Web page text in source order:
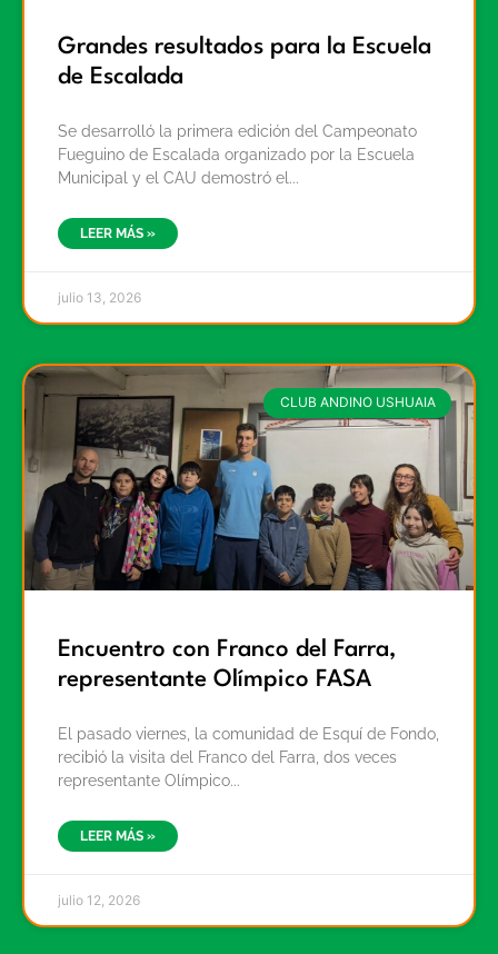
Grandes resultados para la Escuela
de Escalada
Se desarrolló la primera edición del Campeonato
Fueguino de Escalada organizado por la Escuela
Municipal y el CAU demostró el
LEER MÁS »
julio 13, 2026
CLUB ANDINO USHUAIA
Encuentro con Franco del Farra,
representante Olímpico FASA
El pasado viernes, la comunidad de Esquí de Fondo,
recibió la visita del Franco del Farra, dos veces
representante Olímpico
LEER MÁS »
julio 12, 2026